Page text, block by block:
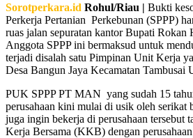
Sorotperkara.id Rohul/Riau | Bukti
Perkerja Pertanian Perkebunan (SPPP)
ruas jalan sepuratan kantor Bupati Rokan
Anggota SPPP ini bermaksud untuk
terjadi disalah satu Pimpinan Unit Kerja
Desa Bangun Jaya Kecamatan Tambusai
PUK SPPP PT MAN yang sudah 15
perusahaan kini mulai di usik oleh serikat
juga ingin bekerja di perusahaan tersebut
Kerja Bersama (KKB) dengan